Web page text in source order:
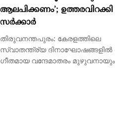
‘സ്വാതന്ത്ര്യദിനാഘോഷത്തിന്
വന്ദേമാതരം പൂര്‍ണമായും
ആലപിക്കണം’; ഉത്തരവിറക്കി